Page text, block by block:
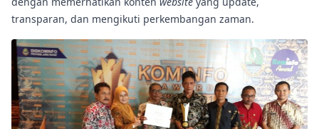
transparan, dan mengikuti perkembangan zaman.